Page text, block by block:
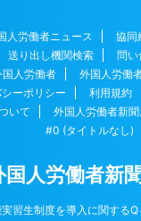
人労働者ニュース
協同
送り出し機関検索 問い
国人労働者 外国人労働
ーポリシー 利用規約
いて
外国人労働者新
#0 (タイトルなし)
国人労働者新
習生制度を導入に関する